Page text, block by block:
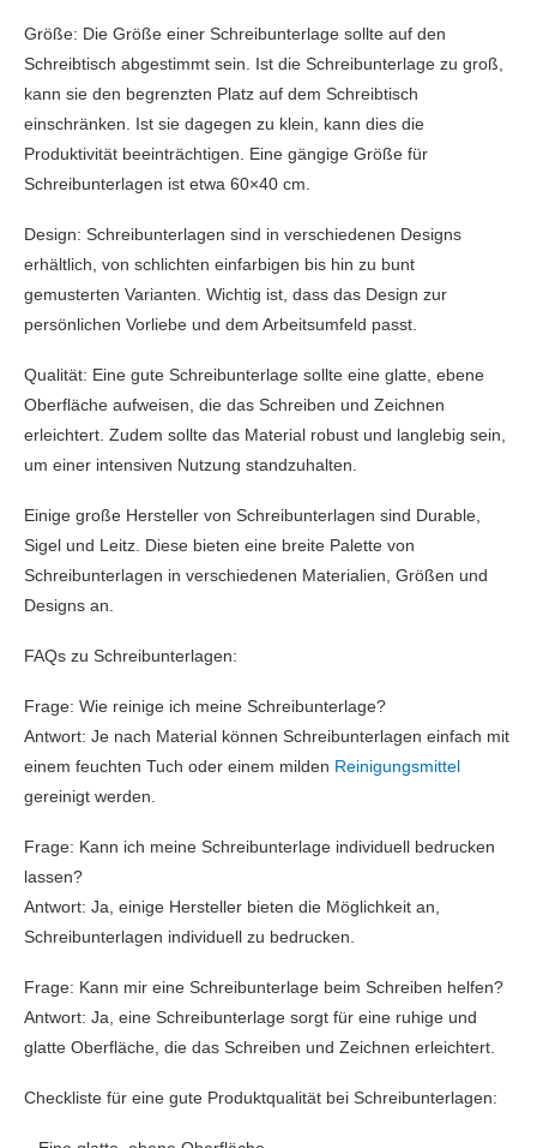
Größe: Die Größe einer Schreibunterlage sollte auf den
Schreibtisch abgestimmt sein. Ist die Schreibunterlage zu groß,
kann sie den begrenzten Platz auf dem Schreibtisch
einschränken. Ist sie dagegen zu klein, kann dies die
Produktivität beeinträchtigen. Eine gängige Größe für
Schreibunterlagen ist etwa 60×40 cm.
Design: Schreibunterlagen sind in verschiedenen Designs
erhältlich, von schlichten einfarbigen bis hin zu bunt
gemusterten Varianten. Wichtig ist, dass das Design zur
persönlichen Vorliebe und dem Arbeitsumfeld passt.
Qualität: Eine gute Schreibunterlage sollte eine glatte, ebene
Oberfläche aufweisen, die das Schreiben und Zeichnen
erleichtert. Zudem sollte das Material robust und langlebig sein,
um einer intensiven Nutzung standzuhalten.
Einige große Hersteller von Schreibunterlagen sind Durable,
Sigel und Leitz. Diese bieten eine breite Palette von
Schreibunterlagen in verschiedenen Materialien, Größen und
Designs an.
FAQs zu Schreibunterlagen:
Frage: Wie reinige ich meine Schreibunterlage?
Antwort: Je nach Material können Schreibunterlagen einfach mit
einem feuchten Tuch oder einem milden Reinigungsmittel
gereinigt werden.
Frage: Kann ich meine Schreibunterlage individuell bedrucken
lassen?
Antwort: Ja, einige Hersteller bieten die Möglichkeit an,
Schreibunterlagen individuell zu bedrucken.
Frage: Kann mir eine Schreibunterlage beim Schreiben helfen?
Antwort: Ja, eine Schreibunterlage sorgt für eine ruhige und
glatte Oberfläche, die das Schreiben und Zeichnen erleichtert.
Checkliste für eine gute Produktqualität bei Schreibunterlagen: